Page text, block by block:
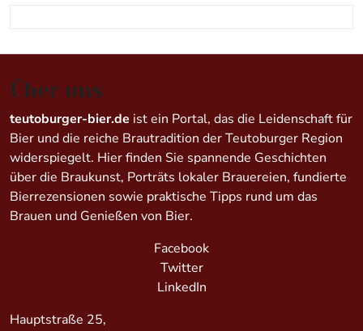
Über uns
teutoburger-bier.de ist ein Portal, das die Leidenschaft für
Bier und die reiche Brautradition der Teutoburger Region
widerspiegelt. Hier finden Sie spannende Geschichten
über die Braukunst, Porträts lokaler Brauereien, fundierte
Bierrezensionen sowie praktische Tipps rund um das
Brauen und Genießen von Bier.
Facebook
Twitter
LinkedIn
Hauptstraße 25,